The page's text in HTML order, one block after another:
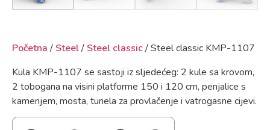
Početna / Steel/ Steel classic/ Steel classic KMP-1107
Kula KMP-1107 se sastoji iz sljedećeg: 2 kule sa krovom,
2 tobogana na visini platforme 150 i 120 cm, penjalice s
kamenjem, mosta, tunela za provlačenje i vatrogasne cijevi.